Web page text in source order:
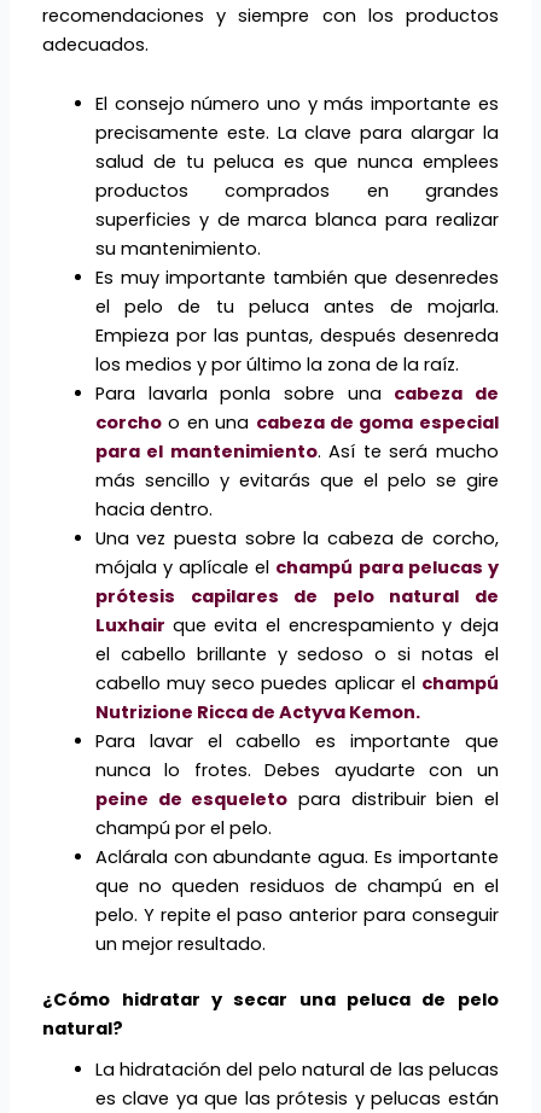
recomendaciones y siempre con los productos
adecuados.
El consejo número uno y más importante es
precisamente este. La clave para alargar la
salud de tu peluca es que nunca emplees
productos comprados en grandes
superficies y de marca blanca para realizar
su mantenimiento.
Es muy importante también que desenredes
el pelo de tu peluca antes de mojarla.
Empieza por las puntas, después desenreda
los medios y por último la zona de la raíz.
Para lavarla ponla sobre una cabeza de
corchoo en una cabeza de goma especial
para el mantenimiento. Así te será mucho
más sencillo y evitarás que el pelo se gire
hacia dentro.
Una vez puesta sobre la cabeza de corcho,
mójala y aplícale el champú para pelucas y
prótesis capilares de pelo natural de
Luxhair que evita el encrespamiento y deja
el cabello brillante y sedoso o si notas el
cabello muy seco puedes aplicar el champú
Nutrizione Ricca de Actyva Kemon.
Para lavar el cabello es importante que
nunca lo frotes. Debes ayudarte con un
peine de esqueleto para distribuir bien el
champú por el pelo.
Aclárala con abundante agua. Es importante
que no queden residuos de champú en el
pelo. Y repite el paso anterior para conseguir
un mejor resultado.
¿Cómo hidratar y secar una peluca de pelo
natural?
La hidratación del pelo natural de las pelucas
es clave ya que las prótesis y pelucas están